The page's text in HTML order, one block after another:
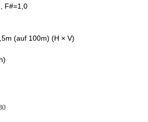
F#=1,0
(auf 100m) (H × V)